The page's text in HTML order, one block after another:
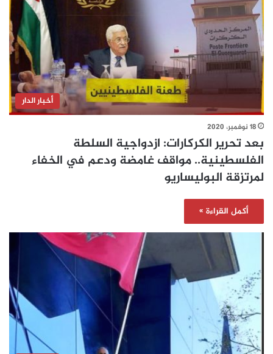
أخبار الدار
18 نوفمبر، 2020
بعد تحرير الكركارات: ازدواجية السلطة
الفلسطينية.. مواقف غامضة ودعم في الخفاء
لمرتزقة البوليساريو
أكمل القراءة »